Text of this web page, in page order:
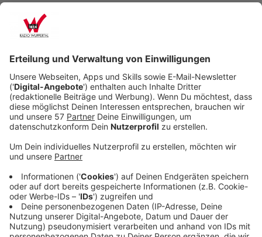
Veröffentlicht:
Anzeige
Der Erfolg der CDU ist, dass die Wahl kein Misserfolg
für sie wurde. Die Einschätzung Armin Laschets die
Wahl sei Rückenwind für seinen Kurs der Mitte ist da
zu hoch gegriffen. Es ist den Kandidaten vor Ort zu
verdanken, dass die CDU halbwegs stabil geblieben ist.
Mit Laschets Kanzlerambitionen oder seiner Corona-
Politik als Ministerpräsident hat das eher wenig zu tun.
Bei der CDU ist eher die Erleichterung zu spüren, dass
die Verluste “nur” bei etwa 3 Prozentpunkten lagen -
und nicht deutlich höher. Der ganz große Misserfolg